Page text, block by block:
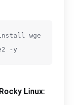
wge
-y
Linux: